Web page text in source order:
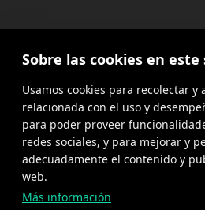
2025 CETT. Todos los derechos
reservados
Aviso legal
Política de
privacidad
Cookies
Política del
Sobre las cookies en
Usamos cookies para recolectar
relacionada con el uso y
para poder proveer
redes sociales, y para mejorar y
adecuadamente el contenido y
web.
Más información